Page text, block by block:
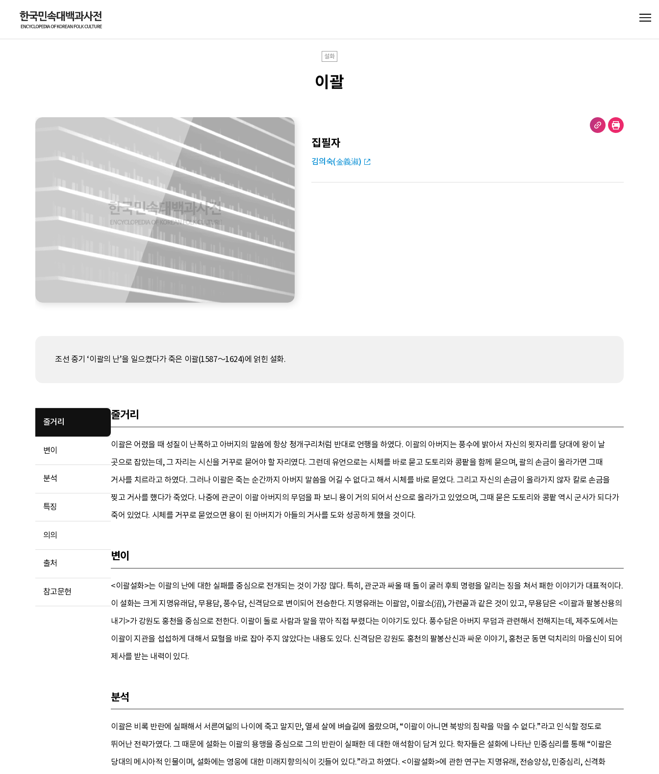
설화
이괄
집필자
김의숙(金義淑)
조선 중기 ‘이괄의 난’을 일으켰다가 죽은 이괄(1587～1624)에 얽힌 설화.
줄거리
변이
분석
특징
의의
출처
참고문헌
줄거리
이괄은 어렸을 때 성질이 난폭하고 아버지의 말씀에 항상 청개구리처럼 반대로 언행을 하였다. 이괄의 아버지는 풍수에 밝아서 자신의 묏자리를 당대에 왕이 날
곳으로 잡았는데, 그 자리는 시신을 거꾸로 묻어야 할 자리였다. 그런데 유언으로는 시체를 바로 묻고 도토리와 콩팥을 함께 묻으며, 괄의 손금이 올라가면 그때
거사를 치르라고 하였다. 그러나 이괄은 죽는 순간까지 아버지 말씀을 어길 수 없다고 해서 시체를 바로 묻었다. 그리고 자신의 손금이 올라가지 않자 칼로 손금을
찢고 거사를 했다가 죽었다. 나중에 관군이 이괄 아버지의 무덤을 파 보니 용이 거의 되어서 산으로 올라가고 있었으며, 그때 묻은 도토리와 콩팥 역시 군사가 되다가
죽어 있었다. 시체를 거꾸로 묻었으면 용이 된 아버지가 아들의 거사를 도와 성공하게 했을 것이다.
변이
<이괄설화>는 이괄의 난에 대한 실패를 중심으로 전개되는 것이 가장 많다. 특히, 관군과 싸울 때 돌이 굴러 후퇴 명령을 알리는 징을 쳐서 패한 이야기가 대표적이다.
이 설화는 크게 지명유래담, 무용담, 풍수담, 신격담으로 변이되어 전승한다. 지명유래는 이괄암, 이괄소(沼), 가련골과 같은 것이 있고, 무용담은 <이괄과 팔봉산용의
내기>가 강원도 홍천을 중심으로 전한다. 이괄이 돌로 사람과 말을 깎아 직접 부렸다는 이야기도 있다. 풍수담은 아버지 무덤과 관련해서 전해지는데, 제주도에서는
이괄이 지관을 섭섭하게 대해서 묘혈을 바로 잡아 주지 않았다는 내용도 있다. 신격담은 강원도 홍천의 팔봉산신과 싸운 이야기, 홍천군 동면 덕치리의 마을신이 되어
제사를 받는 내력이 있다.
분석
이괄은 비록 반란에 실패해서 서른여덟의 나이에 죽고 말지만, 열세 살에 벼슬길에 올랐으며, “이괄이 아니면 북방의 침략을 막을 수 없다.”라고 인식할 정도로
뛰어난 전략가였다. 그 때문에 설화는 이괄의 용맹을 중심으로 그의 반란이 실패한 데 대한 애석함이 담겨 있다. 학자들은 설화에 나타난 민중심리를 통해 “이괄은
당대의 메시아적 인물이며, 설화에는 영웅에 대한 미래지향의식이 깃들어 있다.”라고 하였다. <이괄설화>에 관한 연구는 지명유래, 전승양상, 민중심리, 신격화